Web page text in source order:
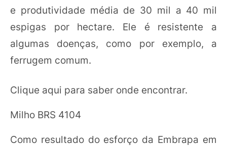
e produtividade média de 30 mil a 40 mil
espigas por hectare. Ele é resistente a
algumas doenças, como por exemplo, a
ferrugem comum.
Clique aqui para saber onde encontrar.
Milho BRS 4104
Como resultado do esforço da Embrapa em